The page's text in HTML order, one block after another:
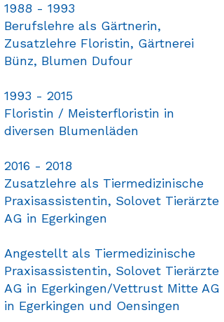
1988 - 1993
Berufslehre als Gärtnerin,
Zusatzlehre Floristin, Gärtnerei
Bünz, Blumen Dufour
1993 - 2015
Floristin / Meisterfloristin in
diversen Blumenläden
2016 - 2018
Zusatzlehre als Tiermedizinische
Praxisassistentin, Solovet Tierärzte
AG in Egerkingen
Angestellt als Tiermedizinische
Praxisassistentin, Solovet Tierärzte
AG in Egerkingen/Vettrust Mitte AG
in Egerkingen und Oensingen